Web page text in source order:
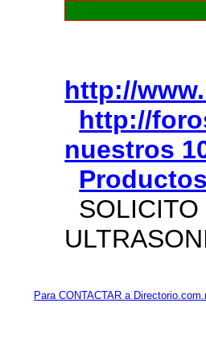
http://
http://
nuestros
SOLICITO
Para CONTACTAR a